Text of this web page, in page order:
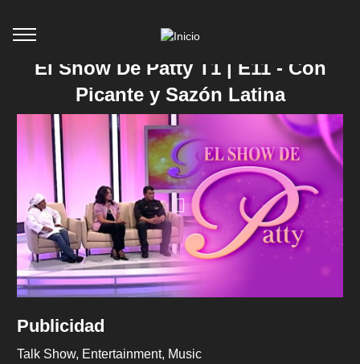
El Show De Patty T1 | E11 - Con
Picante y Sazón Latina
Publicidad
Talk Show Entertainment Music